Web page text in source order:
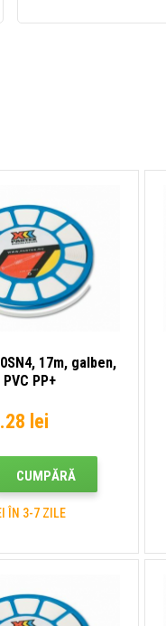
PVC PP+
17m, galben,
PP+
lei
CUMPĂRĂ
ÎN 3-7 ZILE